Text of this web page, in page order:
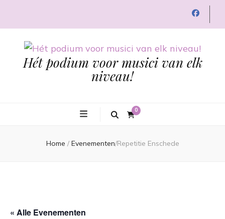
Hét podium voor musici van elk
niveau!
0
Home / Evenementen/Repetitie Enschede
« Alle Evenementen